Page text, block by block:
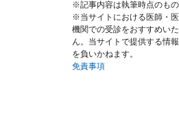
※記事内容は執筆時点のも
※当サイトにおける医師・
機関での受診をおすすめい
ん。当サイトで提供する情
を負いかねます。
免責事項